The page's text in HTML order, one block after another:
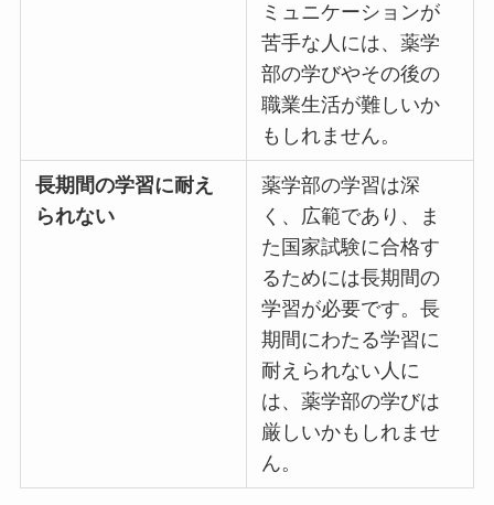
ミュニケーションが
苦手な人には、薬学
部の学びやその後の
職業生活が難しいか
もしれません。
長期間の学習に耐え
られない
薬学部の学習は深
く、広範であり、ま
た国家試験に合格す
るためには長期間の
学習が必要です。長
期間にわたる学習に
耐えられない人に
は、薬学部の学びは
厳しいかもしれませ
ん。